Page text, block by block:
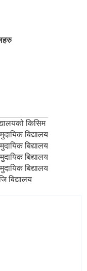
किसिम
बिद्यालय
बिद्यालय
बिद्यालय
बिद्यालय
बिद्यालय